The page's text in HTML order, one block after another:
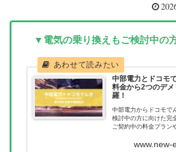
▼電気の乗り換えもご検討中の
中部電力とドコモ
料金から2つのデ
羅！
中部電力からドコモで
検討中の方に向けた完
ご契約中の料金プラン
ます。新電力へ乗り
www.new-